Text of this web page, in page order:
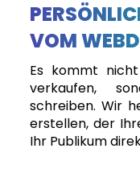
VOM
Es kommt
verkaufen,
schreiben. Wir
erstellen, der
Ihr Publikum